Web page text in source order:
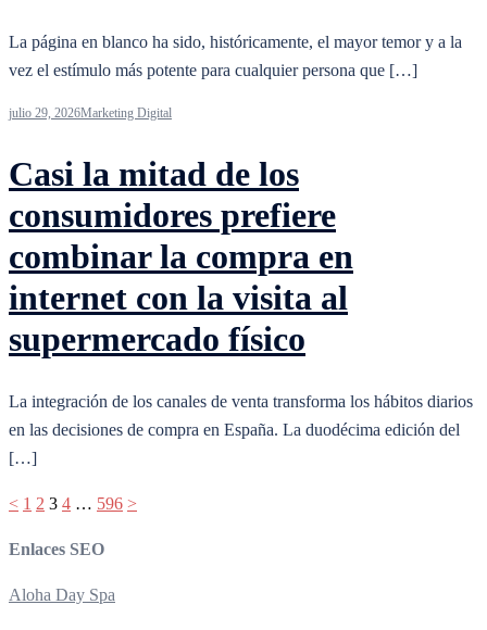
La página en blanco ha sido, históricamente, el mayor temor y a la
vez el estímulo más potente para cualquier persona que […]
julio 29, 2026Marketing Digital
Casi la mitad de los
consumidores prefiere
combinar la compra en
internet con la visita al
supermercado físico
La integración de los canales de venta transforma los hábitos diarios
en las decisiones de compra en España. La duodécima edición del
[…]
Paginación
< 1 2 3 4 … 596 >
Enlaces SEO
Aloha Day Spa